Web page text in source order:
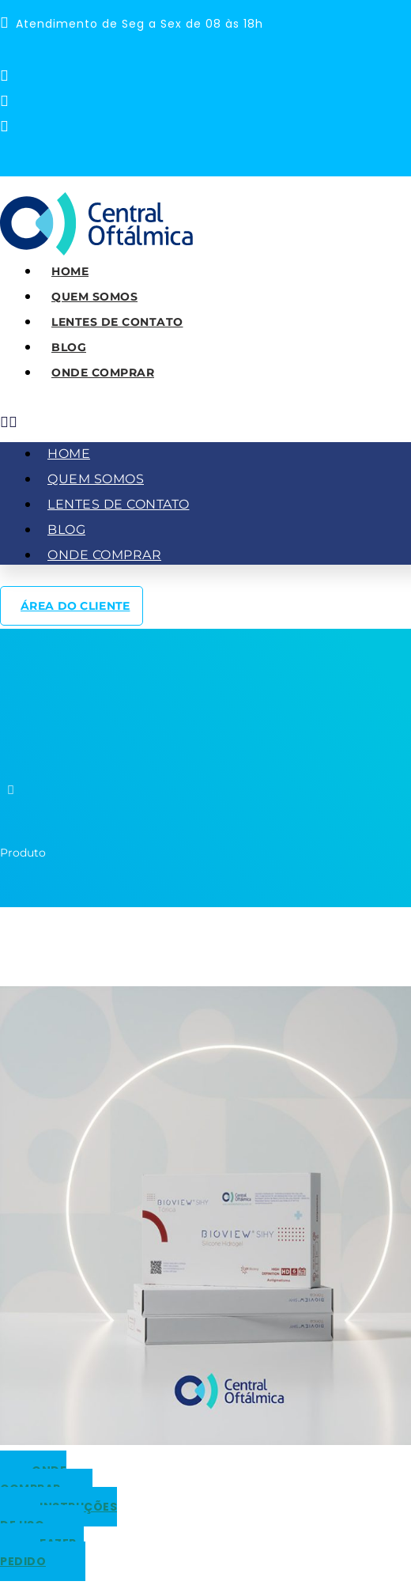
Atendimento de Seg a Sex de 08 às 18h
HOME
QUEM SOMOS
LENTES DE CONTATO
BLOG
ONDE COMPRAR
HOME
QUEM SOMOS
LENTES DE CONTATO
BLOG
ONDE COMPRAR
ÁREA DO CLIENTE
Produto
ONDE
COMPRAR
INSTRUÇÕES
DE USO
FAZER
PEDIDO